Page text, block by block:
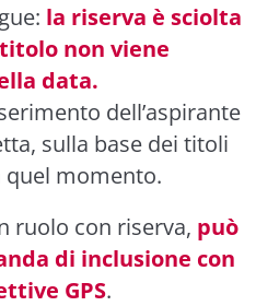
la riserva è sciolta
non viene
data.
dell’aspirante
sulla base dei titoli
quel momento.
ruolo con riserva, può
di inclusione con
GPS.